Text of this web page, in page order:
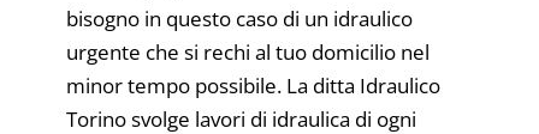
bisogno in questo caso di un idraulico
urgente che si rechi al tuo domicilio nel
minor tempo possibile. La ditta Idraulico
Torino svolge lavori di idraulica di ogni